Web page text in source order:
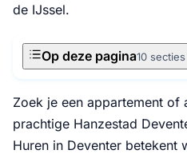
de IJssel.
Op deze pagina10 secties
Zoek je een appartement of
prachtige Hanzestad
Huren in Deventer betekent